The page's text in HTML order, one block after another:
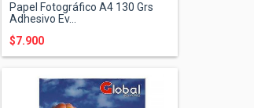
Papel Fotográfico A4 130 Grs
Adhesivo Ev...
$7.900